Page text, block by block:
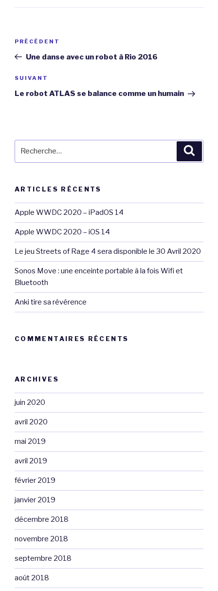
Navigation
l’article
Article
précédent
PRÉCÉDENT
Une danse avec un robot à Rio 2016
Article
suivant
SUIVANT
Le robot ATLAS se balance comme un humain
ARTICLES RÉCENTS
Apple WWDC 2020 – iPadOS 14
Apple WWDC 2020 – iOS 14
Le jeu Streets of Rage 4 sera disponible le 30 Avril 2020
Sonos Move : une enceinte portable à la fois Wifi et
Bluetooth
Anki tire sa révérence
COMMENTAIRES RÉCENTS
ARCHIVES
juin 2020
avril 2020
mai 2019
avril 2019
février 2019
janvier 2019
décembre 2018
novembre 2018
septembre 2018
août 2018